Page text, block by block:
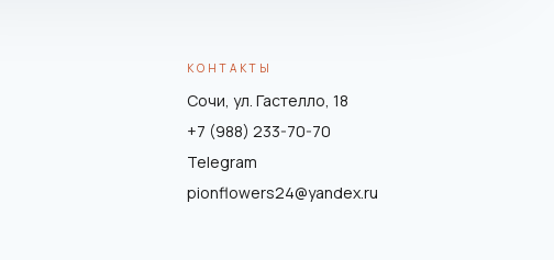
КОНТАКТЫ
Сочи, ул. Гастелло, 18
+7 (988) 233-70-70
Telegram
pionflowers24@yandex.ru